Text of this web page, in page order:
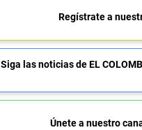
Regístrate a
Siga las noticias de EL
Únete a nuestro